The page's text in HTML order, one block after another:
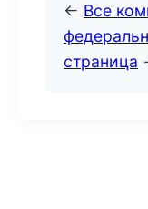
← Все
страница